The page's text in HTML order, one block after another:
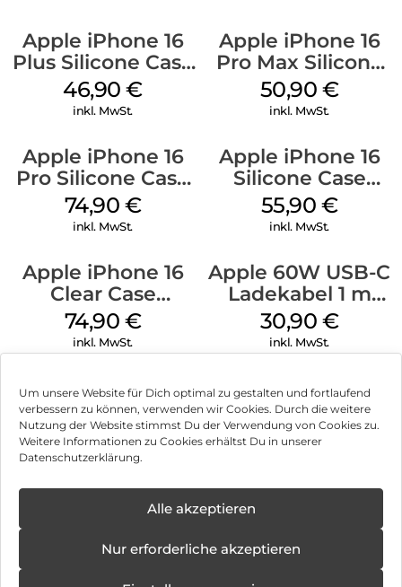
Um unsere Website für Dich optimal zu gestalten und fortlaufend
verbessern zu können, verwenden wir Cookies. Durch die weitere
Nutzung der Website stimmst Du der Verwendung von Cookies zu.
Weitere Informationen zu Cookies erhältst Du in unserer
Datenschutzerklärung.
Alle akzeptieren
Nur erforderliche akzeptieren
Apple iPhone 16
Plus Silicone Case
MagSafe Stone
Gray
46,90€
inkl. MwSt.
Apple iPhone 16
Pro Max Silicone
Case MagSafe
Denim
50,90 €
inkl. MwSt.
Apple iPhone 16
Pro Silicone Case
MagSafe Black
74,90 €
inkl. MwSt.
Apple iPhone 16
Silicone Case
MagSafe
Ultramarine
55,90 €
inkl. MwSt.
Apple iPhone 16
Clear Case
MagSafe
Transparent
74,90 €
inkl. MwSt.
Apple 60W USB-C
Ladekabel 1 m
Weiß
30,90 €
inkl. MwSt.
Impressum
Hinweis zur Batterieentsorgung